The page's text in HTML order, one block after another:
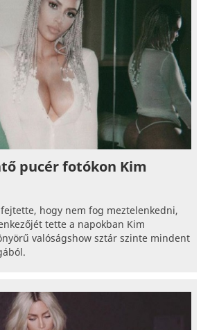
pucér fotókon Kim
hogy nem fog meztelenkedni,
tette a napokban Kim
valóságshow sztár szinte mindent